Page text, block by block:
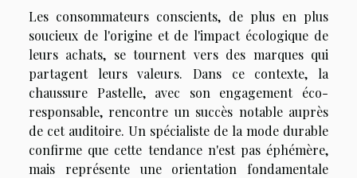
Les consommateurs conscients, de plus en plus
soucieux de l'origine et de l'impact écologique de
leurs achats, se tournent vers des marques qui
partagent leurs valeurs. Dans ce contexte, la
chaussure Pastelle, avec son engagement éco-
responsable, rencontre un succès notable auprès
de cet auditoire. Un spécialiste de la mode durable
confirme que cette tendance n'est pas éphémère,
mais représente une orientation fondamentale